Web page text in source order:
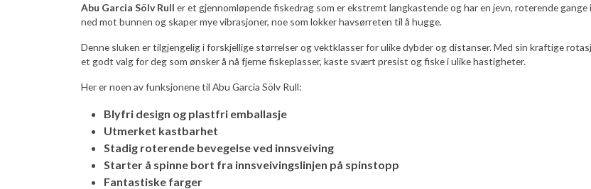
Abu Garcia Sölv Rull er et gjennomløpende fiskedrag som er ekstremt langkastende og har en jevn, roterende
ned mot bunnen og skaper mye vibrasjoner, noe som lokker havsørreten til å hugge.
Denne sluken er tilgjengelig i forskjellige størrelser og vektklasser for ulike dybder og distanser. Med sin kraftige
et godt valg for deg som ønsker å nå fjerne fiskeplasser, kaste svært presist og fiske i ulike hastigheter.
Her er noen av funksjonene til Abu Garcia Sölv Rull:
Blyfri design og plastfri emballasje
Utmerket kastbarhet
Stadig roterende bevegelse ved innsveiving
Starter å spinne bort fra innsveivingslinjen på spinstopp
Fantastiske farger